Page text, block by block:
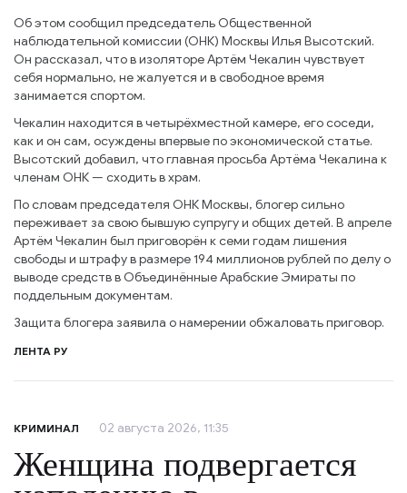
Об этом сообщил председатель Общественной
наблюдательной комиссии (ОНК) Москвы Илья Высотский.
Он рассказал, что в изоляторе Артём Чекалин чувствует
себя нормально, не жалуется и в свободное время
занимается спортом.
Чекалин находится в четырёхместной камере, его соседи,
как и он сам, осуждены впервые по экономической статье.
Высотский добавил, что главная просьба Артёма Чекалина к
членам ОНК — сходить в храм.
По словам председателя ОНК Москвы, блогер сильно
переживает за свою бывшую супругу и общих детей. В апреле
Артём Чекалин был приговорён к семи годам лишения
свободы и штрафу в размере 194 миллионов рублей по делу о
выводе средств в Объединённые Арабские Эмираты по
поддельным документам.
Защита блогера заявила о намерении обжаловать приговор.
ЛЕНТА РУ
КРИМИНАЛ 02 августа 2026, 11:35
Женщина подвергается